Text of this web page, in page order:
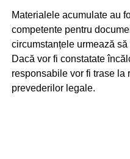
Materialele acumulate au
competente pentru
circumstanțele urmează
Dacă vor fi constatate
responsabile vor fi trase la
prevederilor legale.